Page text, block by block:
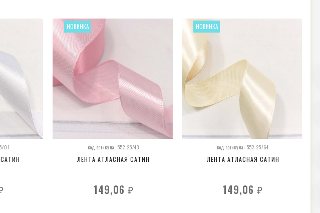
01 код артикула: 552-25/43
ЛЕНТА АТЛАСНАЯ САТИН
149,06 ₽
НОВИНКА
код артикула: 552-25/64
ЛЕНТА АТЛАСНАЯ САТИН
149,06₽
НОВИНКА